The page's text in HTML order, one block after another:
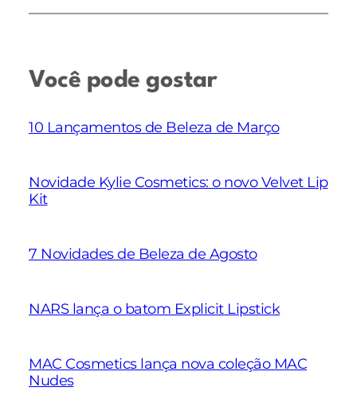
Você pode gostar
10 Lançamentos de Beleza de Março
Novidade Kylie Cosmetics: o novo Velvet Lip
Kit
7 Novidades de Beleza de Agosto
NARS lança o batom Explicit Lipstick
MAC Cosmetics lança nova coleção MAC
Nudes